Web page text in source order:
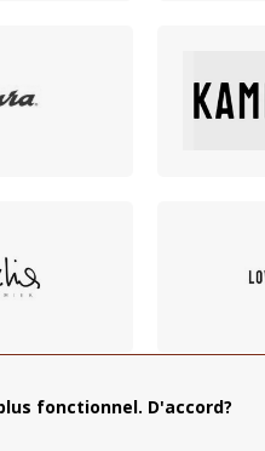
fonctionnel. D'accord?